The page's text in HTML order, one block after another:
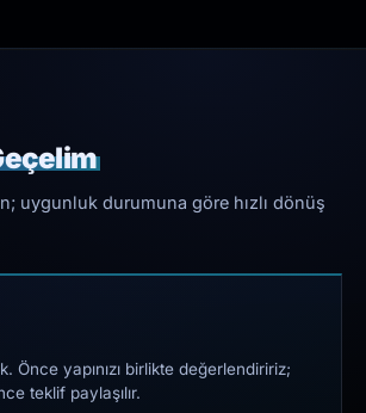
uygunluk durumuna göre hızlı dönüş
Önce yapınızı birlikte değerlendiririz;
teklif paylaşılır.